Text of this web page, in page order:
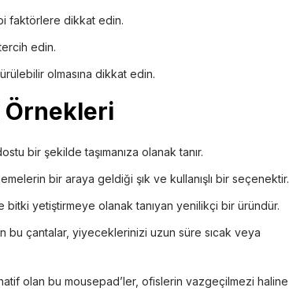
faktörlere dikkat edin.
edin.
olmasına dikkat edin.
bir şekilde taşımanıza olanak tanır.
bir araya geldiği şık ve kullanışlı bir seçenektir.
bitki yetiştirmeye olanak tanıyan yenilikçi bir üründür.
bu çantalar, yiyeceklerinizi uzun süre sıcak veya
olan bu mousepad’ler, ofislerin vazgeçilmezi haline